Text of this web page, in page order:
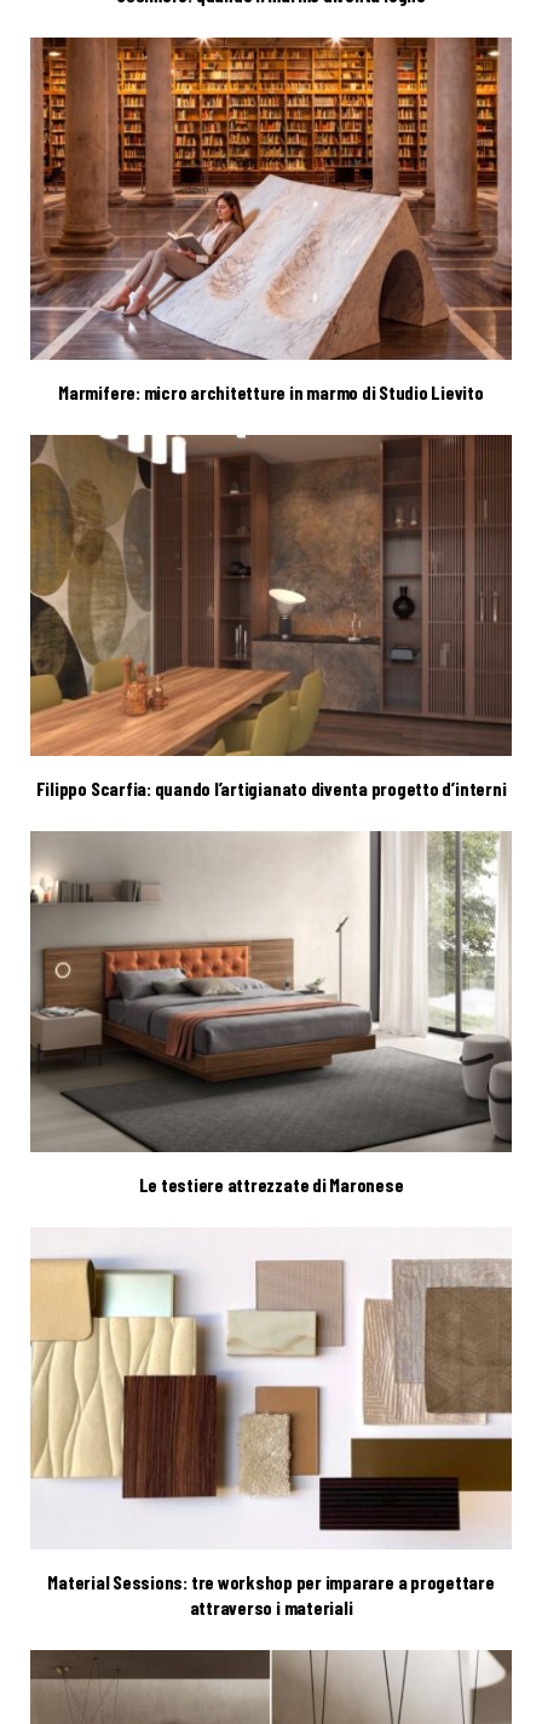
Marmifere: micro architetture in marmo di Studio Lievito
Filippo Scarfia: quando l’artigianato diventa progetto d’interni
Le testiere attrezzate di Maronese
Material Sessions: tre workshop per imparare a progettare
attraverso i materiali